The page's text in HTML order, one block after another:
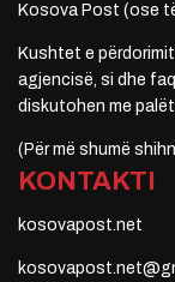
Kosova Post (ose
Kushtet e
agjencisë, si dhe
diskutohen me
(Për më shumë
KONTAKTI
kosovapost.net